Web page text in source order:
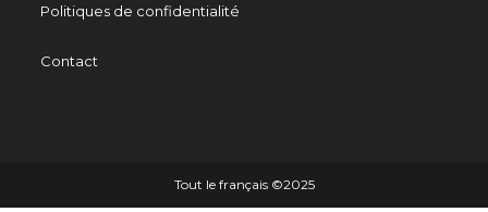
Politiques de confidentialité
Contact
Tout le français ©️2025